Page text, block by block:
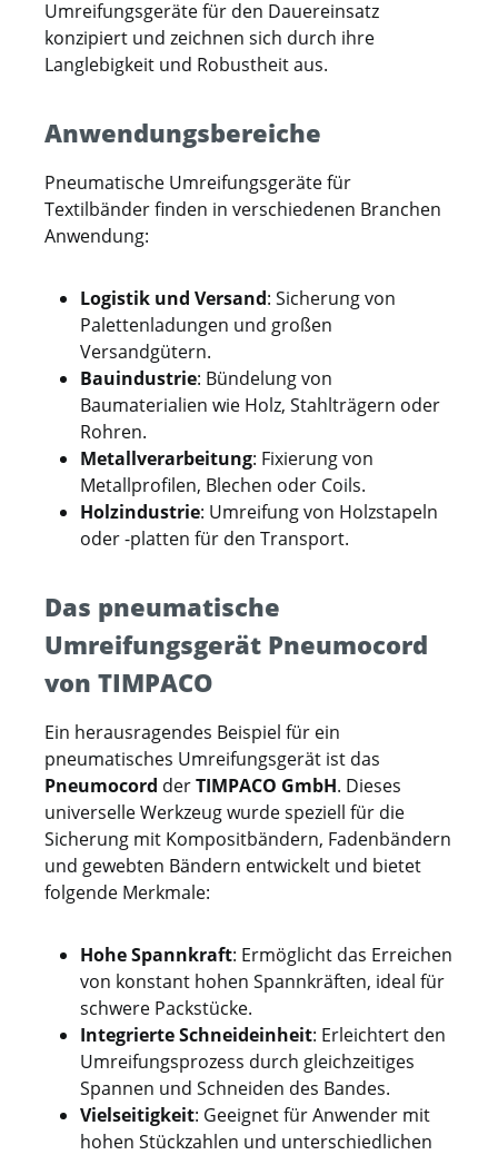
Umreifungsgeräte für den Dauereinsatz
konzipiert und zeichnen sich durch ihre
Langlebigkeit und Robustheit aus.
Anwendungsbereiche
Pneumatische Umreifungsgeräte für
Textilbänder finden in verschiedenen Branchen
Anwendung:
Logistik und Versand: Sicherung von
Palettenladungen und großen
Versandgütern.
Bauindustrie: Bündelung von
Baumaterialien wie Holz, Stahlträgern oder
Rohren.
Metallverarbeitung: Fixierung von
Metallprofilen, Blechen oder Coils.
Holzindustrie: Umreifung von Holzstapeln
oder -platten für den Transport.
Das pneumatische
Umreifungsgerät Pneumocord
von TIMPACO
Ein herausragendes Beispiel für ein
pneumatisches Umreifungsgerät ist das
Pneumocord derTIMPACO GmbH. Dieses
universelle Werkzeug wurde speziell für die
Sicherung mit Kompositbändern, Fadenbändern
und gewebten Bändern entwickelt und bietet
folgende Merkmale:
Hohe Spannkraft: Ermöglicht das Erreichen
von konstant hohen Spannkräften, ideal für
schwere Packstücke.
Integrierte Schneideinheit: Erleichtert den
Umreifungsprozess durch gleichzeitiges
Spannen und Schneiden des Bandes.
Vielseitigkeit: Geeignet für Anwender mit
hohen Stückzahlen und unterschiedlichen